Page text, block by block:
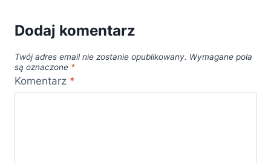
Dodaj komentarz
Twój adres email nie zostanie opublikowany. Wymagane pola
są oznaczone *
Komentarz *